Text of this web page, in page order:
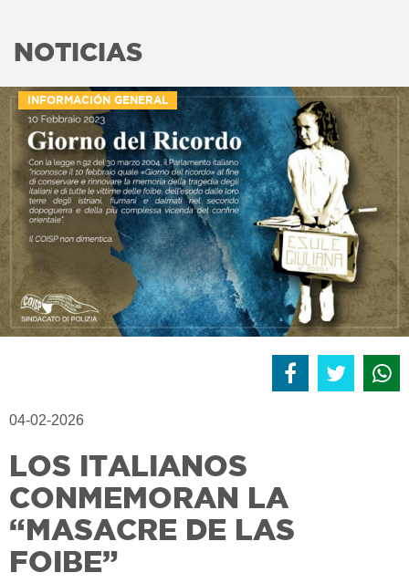
NOTICIAS
INFORMACIÓN GENERAL
04-02-2026
LOS ITALIANOS
CONMEMORAN LA
“MASACRE DE LAS
FOIBE”